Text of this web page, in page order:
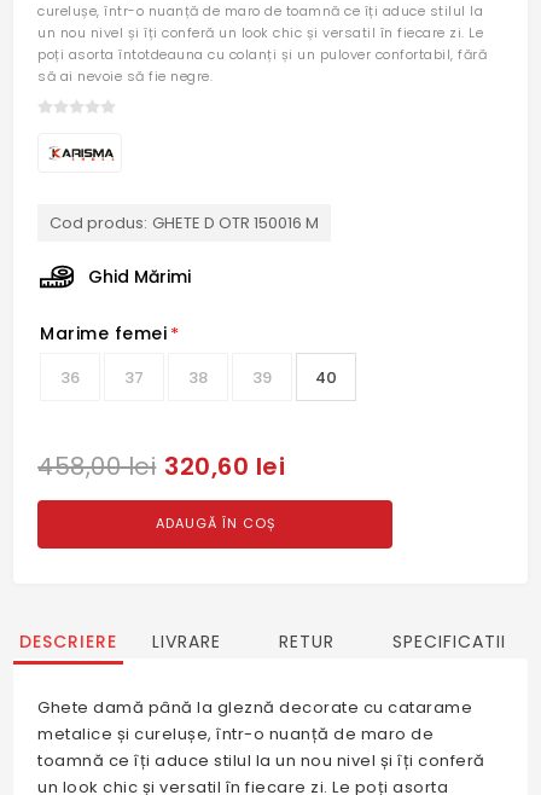
curelușe, într-o nuanță de maro de toamnă ce îți aduce stilul la
un nou nivel și îți conferă un look chic și versatil în fiecare zi. Le
poți asorta întotdeauna cu colanți și un pulover confortabil, fără
să ai nevoie să fie negre.
Cod produs: GHETE D OTR 150016 M
Ghid Mărimi
Marime femei *
36 37 38 39 40
458,00 lei 320,60 lei
ADAUGĂ ÎN COȘ
DESCRIERE LIVRARE RETUR SPECIFICATII
Ghete damă până la gleznă decorate cu catarame
metalice și curelușe, într-o nuanță de maro de
toamnă ce îți aduce stilul la un nou nivel și îți conferă
un look chic și versatil în fiecare zi. Le poți asorta